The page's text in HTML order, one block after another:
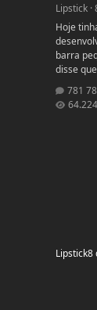
Lipstick·
Hoje
barra
disse
Lipstick8